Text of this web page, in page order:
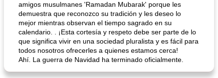
amigos musulmanes 'Ramadan Mubarak' porque les
demuestra que reconozco su tradición y les deseo lo
mejor mientras observan el tiempo sagrado en su
calendario. . ¡Esta cortesía y respeto debe ser parte de lo
que significa vivir en una sociedad pluralista y es fácil para
todos nosotros ofrecerles a quienes estamos cerca!
Ahí. La guerra de Navidad ha terminado oficialmente.